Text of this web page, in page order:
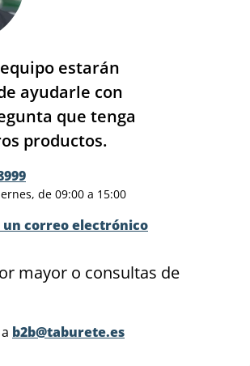
estarán
ayudarle con
que tenga
productos.
de 09:00 a 15:00
un correo electrónico
mayor o consultas de
b2b@taburete.es